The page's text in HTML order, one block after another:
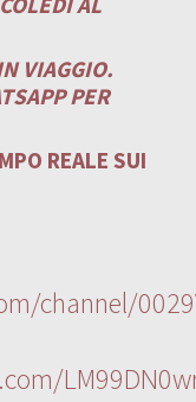
VIAGGIO.
PER
REALE SUI
channel/